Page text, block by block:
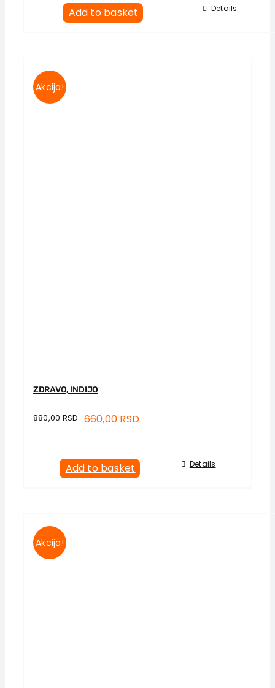
Add to basket Details
Akcija!
ZDRAVO, INDIJO
880,00RSD 660,00 RSD
Add to basket Details
Akcija!